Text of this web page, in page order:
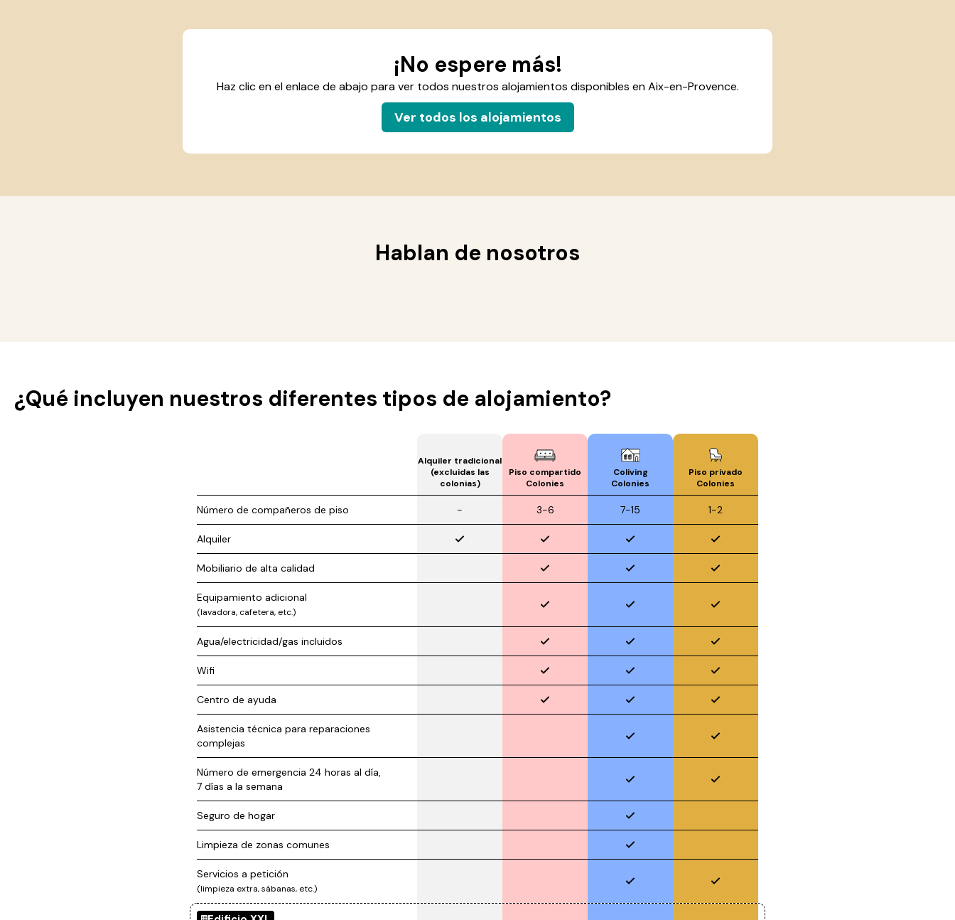
¡No espere más!
Haz clic en el enlace de abajo para ver todos nuestros alojamientos disponibles en Aix-en-Provence.
Ver todos los alojamientos
Hablan de nosotros
¿Qué incluyen nuestros diferentes tipos de alojamiento?
Alquiler tradicional
(excluidas las
colonias)
Piso compartido
Colonies
Coliving
Colonies
Piso privado
Colonies
Número de compañeros de piso - 3-6 7-15 1-2
Alquiler
Mobiliario de alta calidad
Equipamiento adicional
(lavadora, cafetera, etc.)
Agua/electricidad/gas incluidos
Wifi
Centro de ayuda
Asistencia técnica para reparaciones
complejas
Número de emergencia 24 horas al día,
7 días a la semana
Seguro de hogar
Limpieza de zonas comunes
Servicios a petición
(limpieza extra, sábanas, etc.)